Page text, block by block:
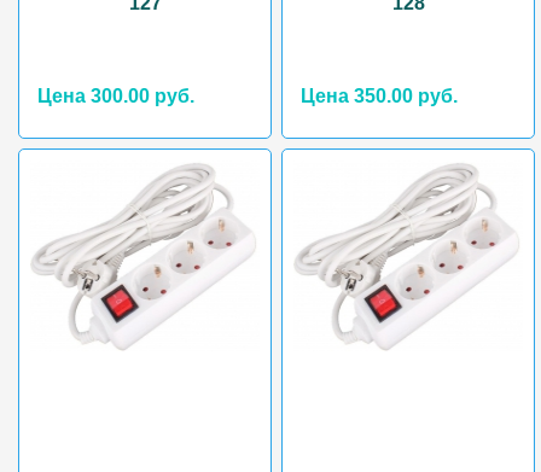
Цена 300.00 руб. Цена 350.00 руб.